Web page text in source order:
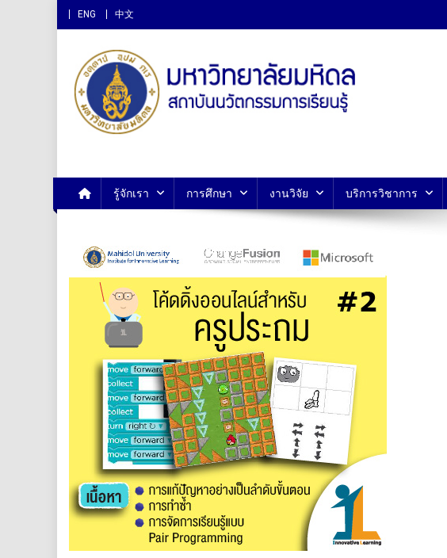
ENG 中文
สถาบันนวัตกรรมการเรียนรู้ ม.มหิดล
รู้จักเรา การศึกษา งานวิจัย บริการวิชาการ